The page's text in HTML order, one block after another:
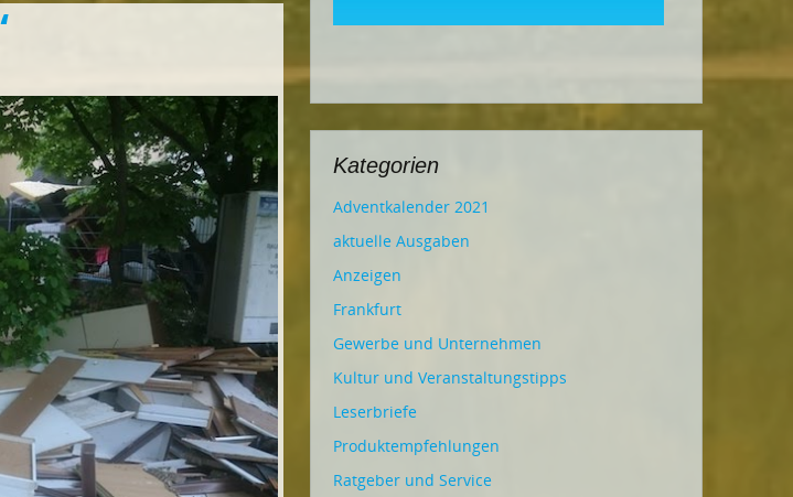
Kategorien
Adventkalender 2021
aktuelle Ausgaben
Anzeigen
Frankfurt
Gewerbe und Unternehmen
Kultur und Veranstaltungstipps
Leserbriefe
Produktempfehlungen
Ratgeber und Service